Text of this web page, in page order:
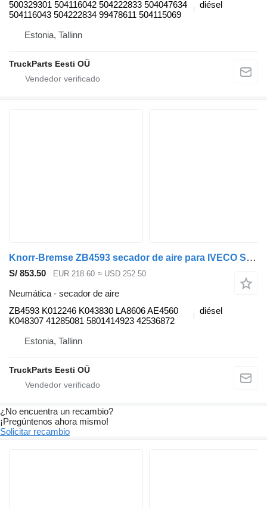
500329301 504116042 504222833 504047634
504116043 504222834 99478611 504115069
diésel
Estonia, Tallinn
TruckParts Eesti OÜ
Knorr-Bremse ZB4593 secador de aire para IVECO Stralis, Trakker (2002-) cabeza tractora
S/ 853.50 EUR 218.60 ≈ USD 252.50
Neumática - secador de aire
ZB4593 K012246 K043830 LA8606 AE4560
K048307 41285081 5801414923 42536872
diésel
Estonia, Tallinn
TruckParts Eesti OÜ
¿No encuentra un recambio?
¡Pregúntenos ahora mismo!
Solicitar recambio